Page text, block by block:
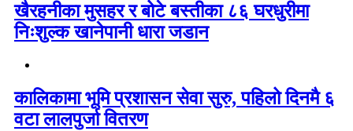
खैरहनीका मुसहर र बोटे बस्तीका ८६ घरधुरीमा
निःशुल्क खानेपानी धारा जडान
कालिकामा भूमि प्रशासन सेवा सुरु, पहिलो दिनमै ६
वटा लालपुर्जा वितरण